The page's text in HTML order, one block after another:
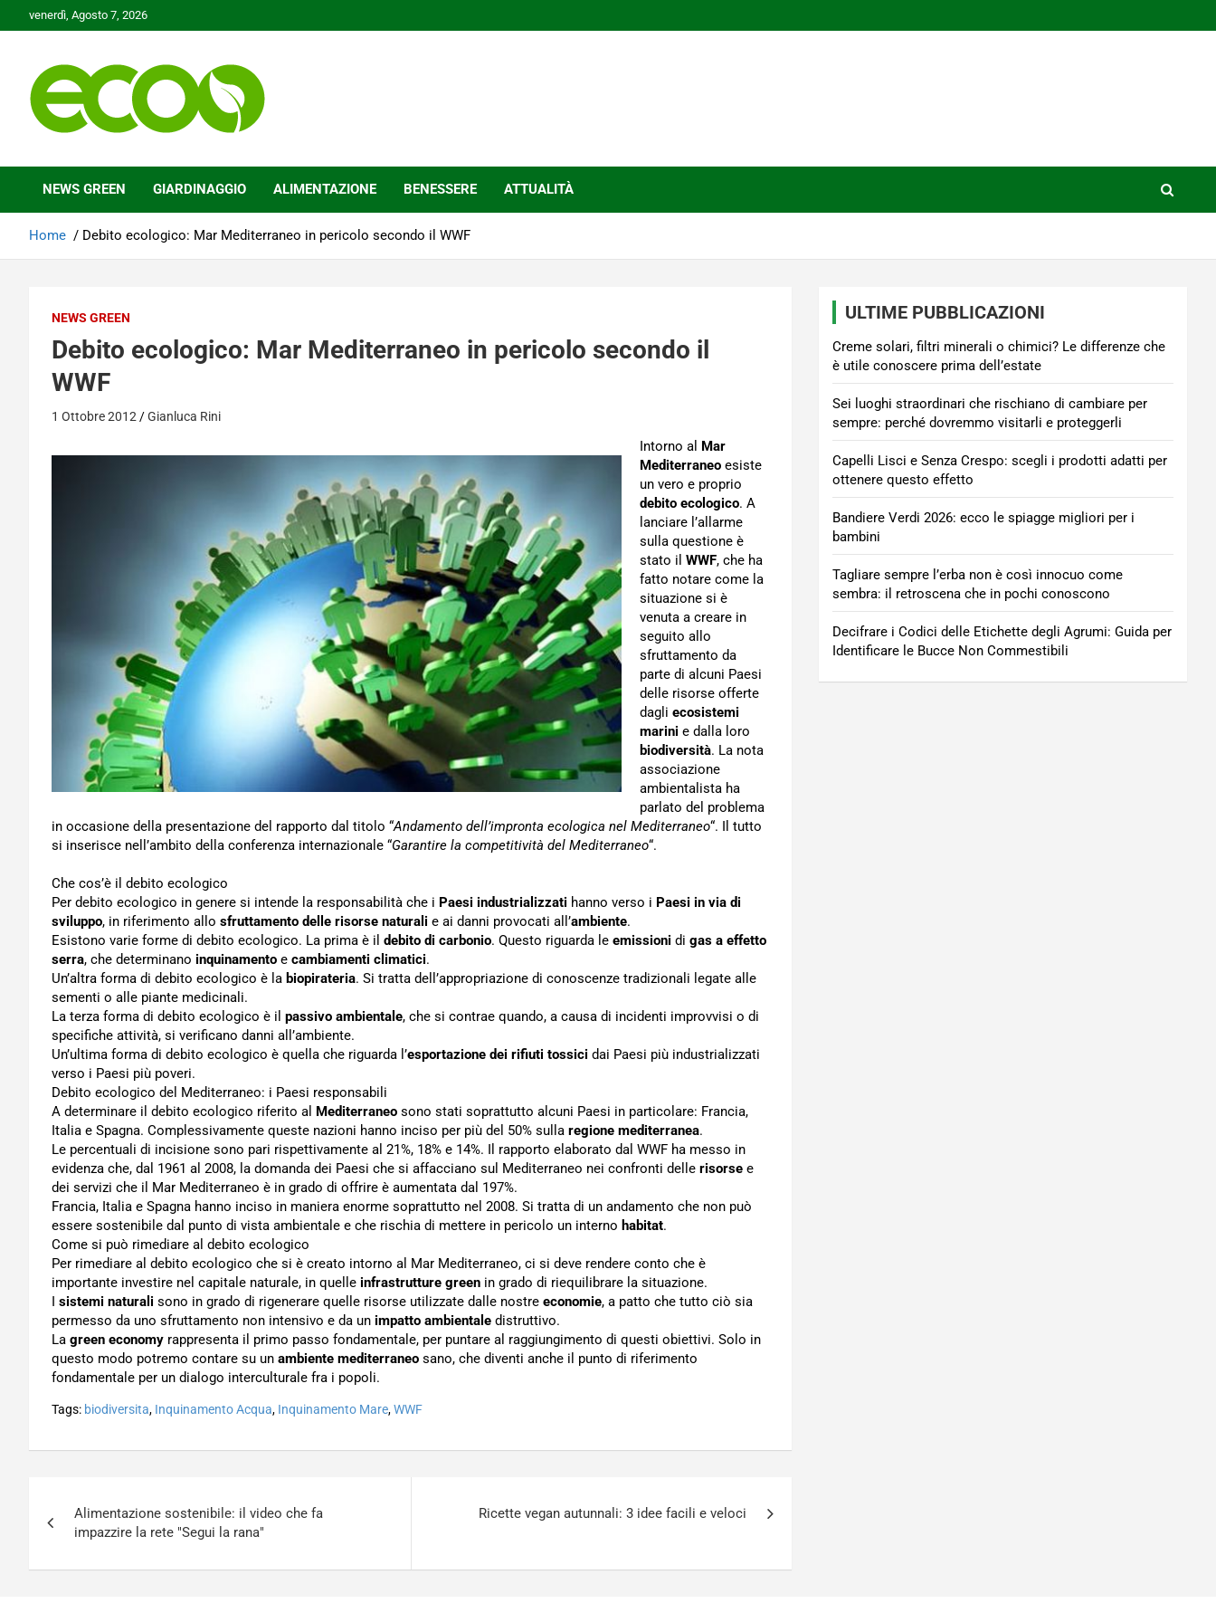
to
venerdì, Agosto 7, 2026
Ecoo.it
NEWS GREEN GIARDINAGGIO ALIMENTAZIONE BENESSERE ATTUALITÀ
Home Debito ecologico: Mar Mediterraneo in pericolo secondo il WWF
NEWS GREEN
Debito ecologico: Mar Mediterraneo in pericolo secondo il
WWF
1 Ottobre 2012 Gianluca Rini
Intorno al Mar
Mediterraneo esiste
un vero e proprio
debito ecologico. A
lanciare l’allarme
sulla questione è
stato il WWF, che ha
fatto notare come la
situazione si è
venuta a creare in
seguito allo
sfruttamento da
parte di alcuni Paesi
delle risorse offerte
dagli ecosistemi
marini e dalla loro
biodiversità. La nota
associazione
ambientalista ha
parlato del problema
in occasione della presentazione del rapporto dal titolo “Andamento dell’impronta ecologica nel Mediterraneo“. Il tutto
si inserisce nell’ambito della conferenza internazionale “Garantire la competitività del Mediterraneo“.
Che cos’è il debito ecologico
Per debito ecologico in genere si intende la responsabilità che i Paesi industrializzati hanno verso i Paesi in via di
sviluppo, in riferimento allo sfruttamento delle risorse naturali e ai danni provocati all’ambiente.
Esistono varie forme di debito ecologico. La prima è il debito di carbonio. Questo riguarda le emissioni di gas a effetto
serra, che determinano inquinamento e cambiamenti climatici.
Un’altra forma di debito ecologico è la biopirateria. Si tratta dell’appropriazione di conoscenze tradizionali legate alle
sementi o alle piante medicinali.
La terza forma di debito ecologico è il passivo ambientale, che si contrae quando, a causa di incidenti improvvisi o di
specifiche attività, si verificano danni all’ambiente.
Un’ultima forma di debito ecologico è quella che riguarda l’esportazione dei rifiuti tossici dai Paesi più industrializzati
verso i Paesi più poveri.
Debito ecologico del Mediterraneo: i Paesi responsabili
A determinare il debito ecologico riferito al Mediterraneo sono stati soprattutto alcuni Paesi in particolare: Francia,
Italia e Spagna. Complessivamente queste nazioni hanno inciso per più del 50% sulla regione mediterranea.
Le percentuali di incisione sono pari rispettivamente al 21%, 18% e 14%. Il rapporto elaborato dal WWF ha messo in
evidenza che, dal 1961 al 2008, la domanda dei Paesi che si affacciano sul Mediterraneo nei confronti delle risorse e
dei servizi che il Mar Mediterraneo è in grado di offrire è aumentata dal 197%.
Francia, Italia e Spagna hanno inciso in maniera enorme soprattutto nel 2008. Si tratta di un andamento che non può
essere sostenibile dal punto di vista ambientale e che rischia di mettere in pericolo un interno habitat.
Come si può rimediare al debito ecologico
Per rimediare al debito ecologico che si è creato intorno al Mar Mediterraneo, ci si deve rendere conto che è
importante investire nel capitale naturale, in quelle infrastrutture green in grado di riequilibrare la situazione.
I sistemi naturali sono in grado di rigenerare quelle risorse utilizzate dalle nostre economie, a patto che tutto ciò sia
permesso da uno sfruttamento non intensivo e da un impatto ambientale distruttivo.
La green economy rappresenta il primo passo fondamentale, per puntare al raggiungimento di questi obiettivi. Solo in
questo modo potremo contare su un ambiente mediterraneo sano, che diventi anche il punto di riferimento
fondamentale per un dialogo interculturale fra i popoli.
Tags: biodiversita, Inquinamento Acqua, Inquinamento Mare,WWF
articoli
Alimentazione sostenibile: il video che fa
impazzire la rete "Segui la rana"
Ricette vegan autunnali: 3 idee facili e veloci
ULTIME PUBBLICAZIONI
Creme solari, filtri minerali o chimici? Le differenze che
è utile conoscere prima dell’estate
Sei luoghi straordinari che rischiano di cambiare per
sempre: perché dovremmo visitarli e proteggerli
Capelli Lisci e Senza Crespo: scegli i prodotti adatti per
ottenere questo effetto
Bandiere Verdi 2026: ecco le spiagge migliori per i
bambini
Tagliare sempre l’erba non è così innocuo come
sembra: il retroscena che in pochi conoscono
Decifrare i Codici delle Etichette degli Agrumi: Guida per
Identificare le Bucce Non Commestibili